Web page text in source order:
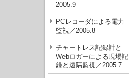
2005.9
PCレコーダによる電力
監視／2005.8
チャートレス記録計と
Webロガーによる現場記
録と遠隔監視／2005.7